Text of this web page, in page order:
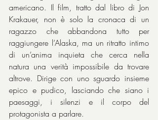
americano. Il film, tratto dal libro di Jon
Krakauer, non è solo la cronaca di un
ragazzo che abbandona tutto per
raggiungere l’Alaska, ma un ritratto intimo
di un’anima inquieta che cerca nella
natura una verità impossibile da trovare
altrove. Dirige con uno sguardo insieme
epico e pudico, lasciando che siano i
paesaggi, i silenzi e il corpo del
protagonista a parlare.